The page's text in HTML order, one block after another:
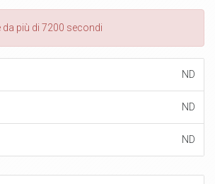
più di 7200 secondi
ND
ND
ND